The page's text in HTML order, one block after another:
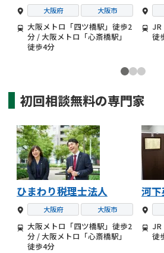
大阪府 大阪市
大阪メトロ「四ツ橋駅」徒歩2
分 / 大阪メトロ「心斎橋駅」
徒歩4分
JR
徒
初回相談無料の専門家
ひまわり税理士法人
大阪府 大阪市
大阪メトロ「四ツ橋駅」徒歩2
分 / 大阪メトロ「心斎橋駅」
徒歩4分
河
JR
徒